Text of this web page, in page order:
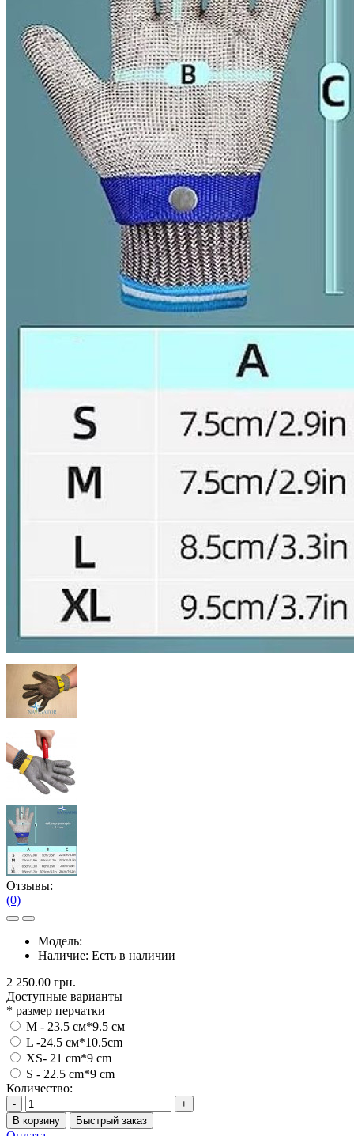
Отзывы:
(0)
Модель:
Наличие: Есть в наличии
2 250.00 грн.
Доступные варианты
* размер перчатки
М - 23.5 см*9.5 см
L -24.5 см*10.5cm
XS- 21 cm*9 cm
S - 22.5 cm*9 cm
Количество:
-
+
В корзину
Быстрый заказ